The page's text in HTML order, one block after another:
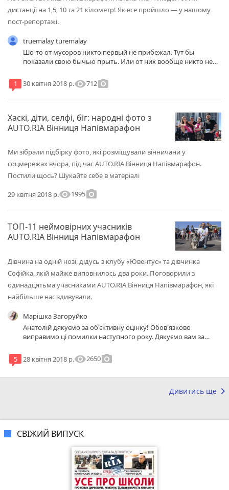
дистанції на 1,5, 10 та 21 кілометр! Як все пройшло — у нашому
пост-репортажі.
truemalay turemalay
Шо-то от мусоров никто первый не прибежал. Тут бы
показали свою бычью прыть. Или от них вообще никто не
1
30 квітня 2018 р.visibility712photo_camera
Хаскі, діти, селфі, біг: народні фото з
AUTO.RIA Вінниця Напівмарафон
Ми зібрали підбірку фото, які розміщували вінничани у
соцмережах вчора, під час AUTO.RIA Вінниця Напівмарафон.
Постили щось? Шукайте себе в матеріалі
29 квітня 2018 р.visibility1995photo_camera
ТОП-11 неймовірних учасників
AUTO.RIA Вінниця Напівмарафон
Дівчина на одній нозі, дідусь з клубу «Ювентус» та дівчинка
Софійка, якій майже виповнилось два роки. Поговорили з
одинадцятьма учасниками AUTO.RIA Вінниця Напівмарафон, які
найбільше нас здивували.
Марішка Загоруйко
Анатолій дякуємо за об'єктивну оцінку! Обов'язково
виправимо ці помилки наступного року. Дякуємо вам за
5
28 квітня 2018 р.visibility2650photo_camera
Дивитись ще keyboard_arrow_right
СВІЖИЙ ВИПУСК